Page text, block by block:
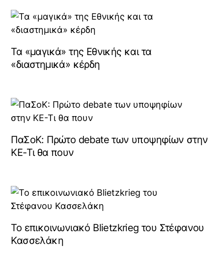
Τα «μαγικά» της Εθνικής και τα
«διαστημικά» κέρδη
ΠαΣοΚ: Πρώτο debate των υποψηφίων στην
ΚΕ-Τι θα πουν
Το επικοινωνιακό Blietzkrieg του Στέφανου
Κασσελάκη